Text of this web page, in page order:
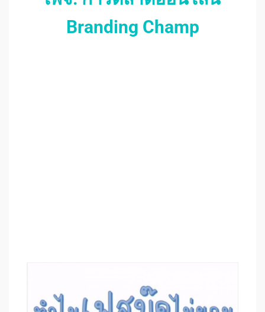
Branding Champ